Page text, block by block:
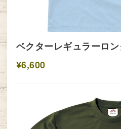
ベクターレギュラーロ
¥6,600